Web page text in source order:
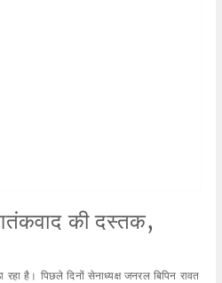
की दस्तक,
है। पिछले दिनों सेनाध्यक्ष जनरल बिपिन रावत